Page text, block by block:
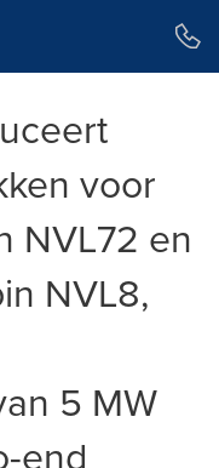
voor
NVL72 en
NVL8,
5 MW